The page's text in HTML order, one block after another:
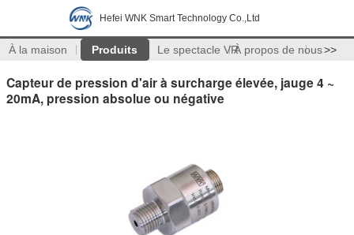
Hefei WNK Smart Technology Co.,Ltd
À la maison Produits Le spectacle VRÀ propos de nous>>
Capteur de pression d'air à surcharge élevée, jauge 4 ~
20mA, pression absolue ou négative